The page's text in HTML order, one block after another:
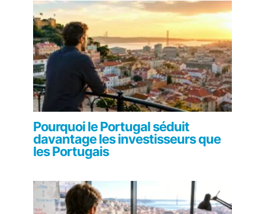
Pourquoi le Portugal séduit
davantage les investisseurs que
les Portugais